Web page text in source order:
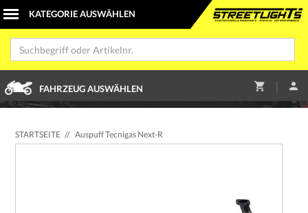
FAHRZEUG AUSWÄHLEN |
STARTSEITE // Auspuff Tecnigas Next-R